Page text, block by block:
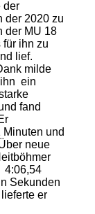
der
der 2020 zu
der MU 18
ihn zu
lief.
milde
ihn ein
fand
und
neue
4:06,54
Sekunden
er